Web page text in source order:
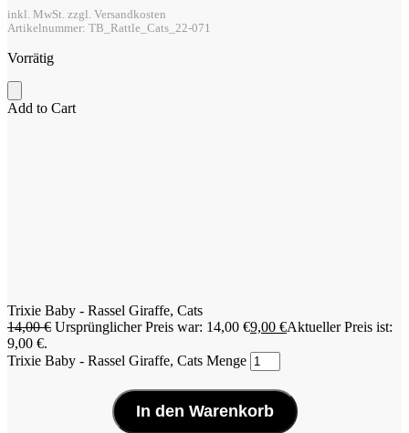
inkl. MwSt. zzgl. Versandkosten
Artikelnummer: TB_Rattle_Cats_22-071
Vorrätig
Add to Cart
Trixie Baby - Rassel Giraffe, Cats
14,00€ Ursprünglicher Preis war: 14,00 €9,00 €Aktueller Preis ist:
9,00 €.
Trixie Baby - Rassel Giraffe, Cats Menge
In den Warenkorb